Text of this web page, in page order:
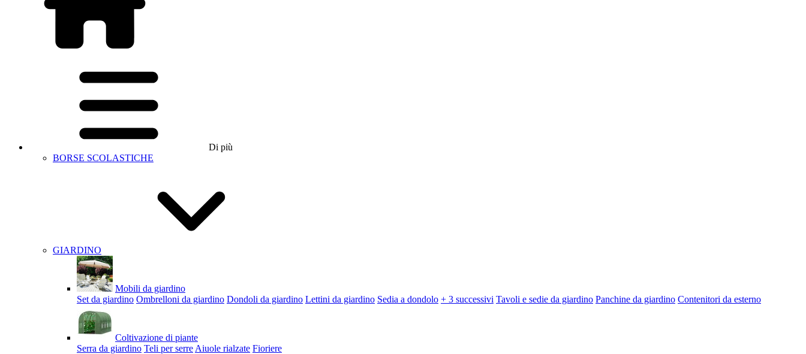
Di più
BORSE SCOLASTICHE
GIARDINO
Mobili da giardino
Set da giardino Ombrelloni da giardino Dondoli da giardino Lettini da giardino Sedia a dondolo + 3 successivi Tavoli e sedie da giardino Panchine da giardino Contenitori da esterno
Coltivazione di piante
Serra da giardino Teli per serre Aiuole rialzate Fioriere